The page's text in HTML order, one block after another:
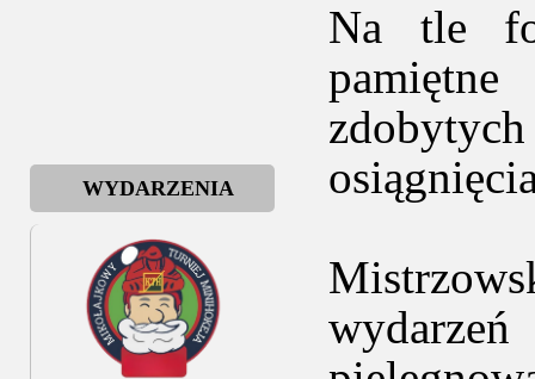
WYDARZENIA
Na tle